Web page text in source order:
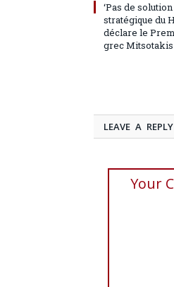
‘Pas de
stratégique du
déclare le
grec Mitsotakis
LEAVE A REPLY